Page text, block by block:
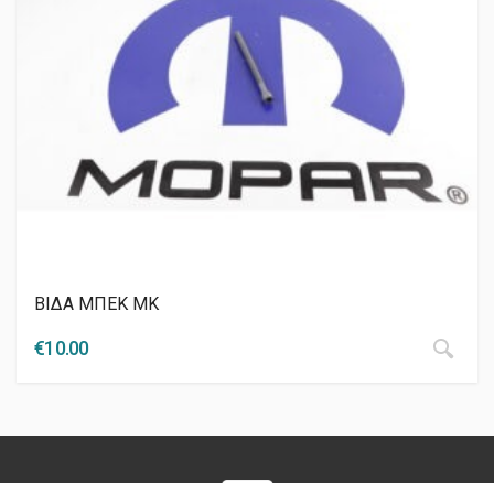
ΒΙΔΑ ΜΠΕΚ ΜΚ
€10.00